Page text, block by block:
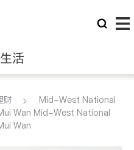
生活
律师
租售
财
Mid-West National
Wan Mid-West National
Wan